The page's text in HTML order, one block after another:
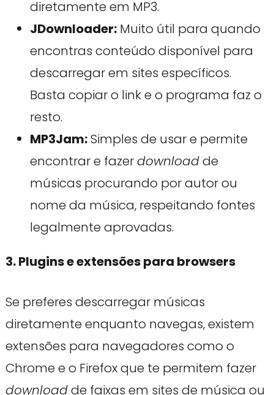
diretamente em MP3.
JDownloader:Muito útil para quando
encontras conteúdo disponível para
descarregar em sites específicos.
Basta copiar o link e o programa faz o
resto.
MP3Jam:Simples de usar e permite
encontrar e fazerdownloadde
músicas procurando por autor ou
nome da música, respeitando fontes
legalmente aprovadas.
3. Plugins e extensões para browsers
Se preferes descarregar músicas
diretamente enquanto navegas, existem
extensões para navegadores como o
Chrome e o Firefox que te permitem fazer
downloadde faixas em sites de música ou